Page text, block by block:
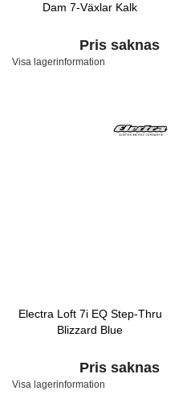
Dam 7-Växlar Kalk
Pris saknas
Visa lagerinformation
Electra Loft 7i EQ Step-Thru
Blizzard Blue
Pris saknas
Visa lagerinformation